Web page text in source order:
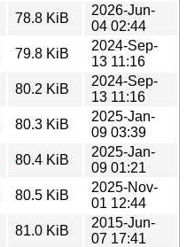
78.8 KiB
2026-Jun-
04 02:44
79.8 KiB
2024-Sep-
13 11:16
80.2 KiB
2024-Sep-
13 11:16
80.3 KiB
2025-Jan-
09 03:39
80.4 KiB
2025-Jan-
09 01:21
80.5 KiB
2025-Nov-
01 12:44
81.0 KiB
2015-Jun-
07 17:41